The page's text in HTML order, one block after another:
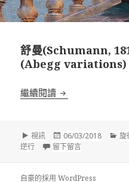
舒曼(Schumann,
(Abegg variations)
繼續閱讀 舒曼
格
式
視訊
發
佈
06/03/2018
分
旋
逆行
留下留言在 舒曼
自豪的採用 WordPress